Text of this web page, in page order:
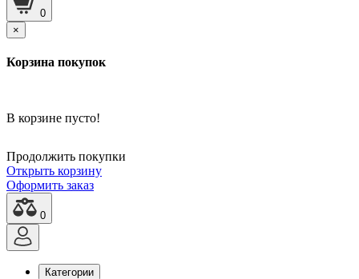
0
×
Корзина покупок
В корзине пусто!
Продолжить покупки
Открыть корзину
Оформить заказ
0
Категории